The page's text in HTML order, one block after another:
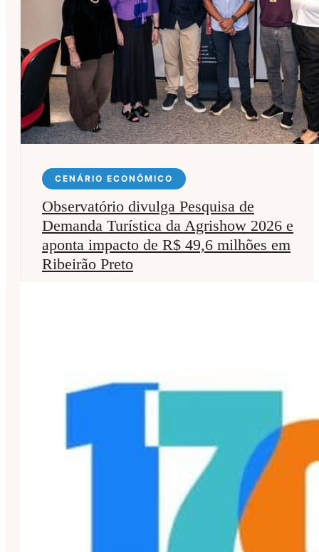
CENÁRIO ECONÔMICO
Observatório divulga Pesquisa de
Demanda Turística da Agrishow 2026 e
aponta impacto de R$ 49,6 milhões em
Ribeirão Preto